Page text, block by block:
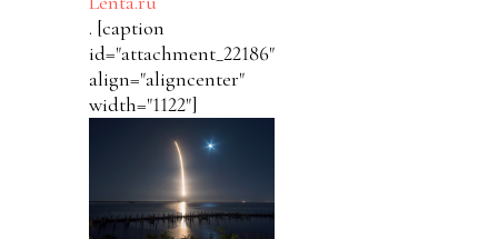
. [caption
id="attachment_22186"
align="aligncenter"
width="1122"]